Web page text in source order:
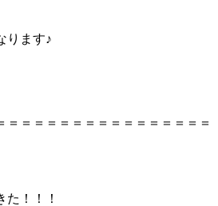
ります♪
＝＝＝＝＝＝＝＝＝＝＝＝＝＝＝＝
！！！